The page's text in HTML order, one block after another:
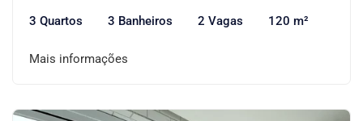
3 Quartos 3 Banheiros 2 Vagas 120 m²
Mais informações